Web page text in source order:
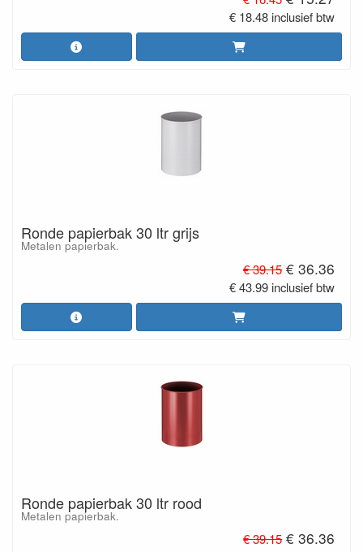
€ 18.48 inclusief btw
Ronde papierbak 30 ltr grijs
Metalen papierbak.
€ 39.15 € 36.36
€ 43.99 inclusief btw
Ronde papierbak 30 ltr rood
Metalen papierbak.
€ 39.15 € 36.36